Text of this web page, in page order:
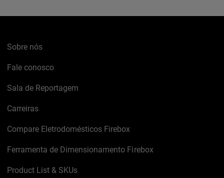
Sobre nós
Fale conosco
Sala de Reportagem
Carreiras
Compare Eletrodomésticos Firebox
Ferramenta de Dimensionamento Firebox
Product List & SKUs